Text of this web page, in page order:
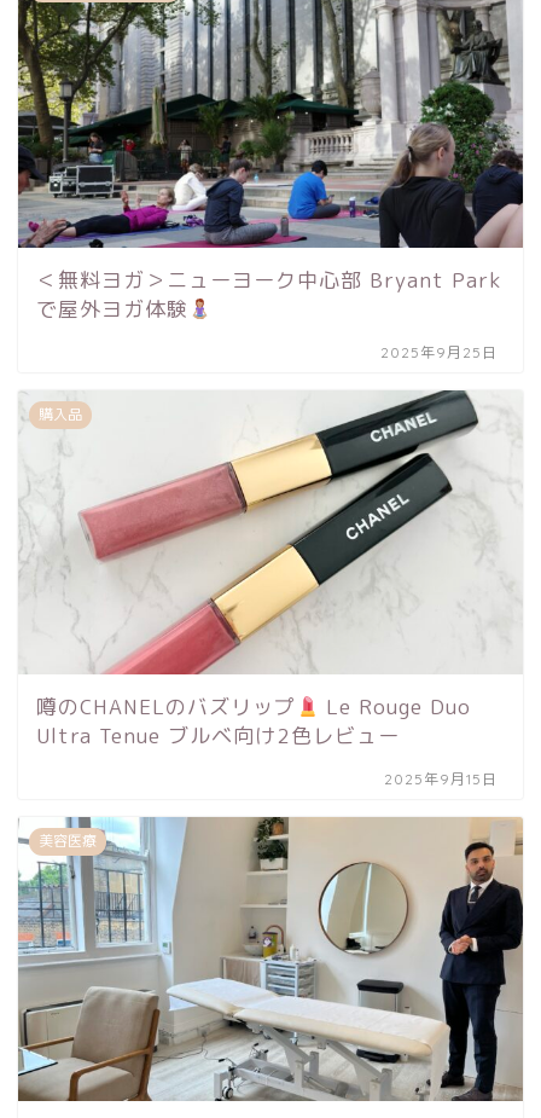
＜無料ヨガ＞ニューヨーク中心部 Bryant Park
で屋外ヨガ体験
2025年9月25日
購入品
噂のCHANELのバズリップ
Le Rouge Duo
Ultra Tenue ブルベ向け2色レビュー
2025年9月15日
美容医療